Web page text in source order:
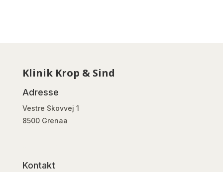
Klinik Krop & Sind
Adresse
Vestre Skovvej 1
8500 Grenaa
Kontakt